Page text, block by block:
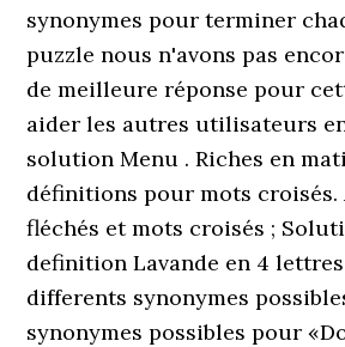
synonymes pour terminer
puzzle nous n'avons pas
de meilleure réponse pour
aider les autres utilisateurs
solution Menu . Riches en
définitions pour mots croisés.
fléchés et mots croisés ;
definition Lavande en 4
differents synonymes
synonymes possibles pour